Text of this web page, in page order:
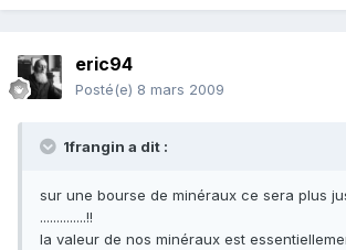
eric94
Posté(e) 8 mars 2009
1frangin a dit :
sur une bourse de minéraux ce sera plus
..............!!
la valeur de nos minéraux est